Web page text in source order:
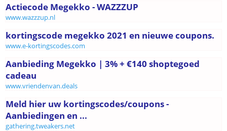
Actiecode Megekko - WAZZZUP
www.wazzzup.nl
kortingscode megekko 2021 en nieuwe coupons.
www.e-kortingscodes.com
Aanbieding Megekko | 3% + €140 shoptegoed
cadeau
www.vriendenvan.deals
Meld hier uw kortingscodes/coupons -
Aanbiedingen en ...
gathering.tweakers.net